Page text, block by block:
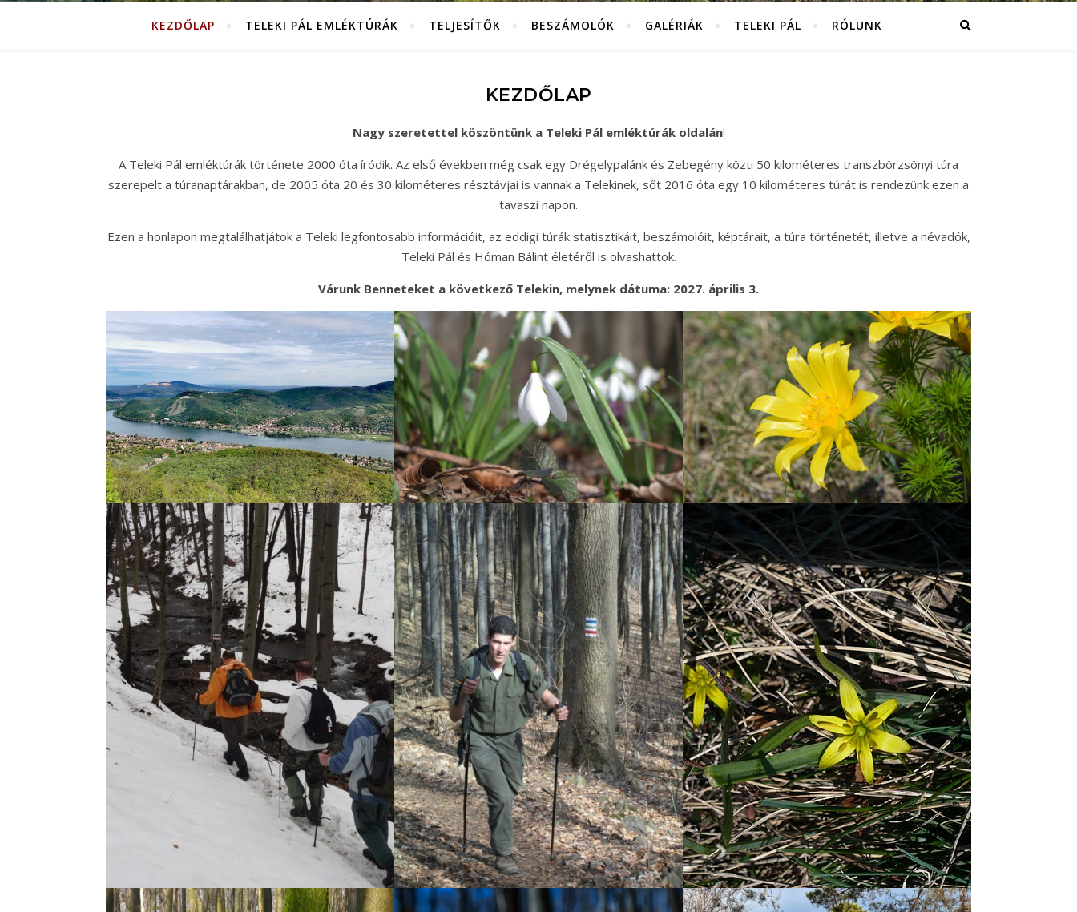
KEZDŐLAP TELEKI PÁL EMLÉKTÚRÁK TELJESÍTŐK BESZÁMOLÓK GALÉRIÁK TELEKI PÁL RÓLUNK
KEZDŐLAP
Nagy szeretettel köszöntünk a Teleki Pál emléktúrák oldalán!
A Teleki Pál emléktúrák története 2000 óta íródik. Az első években még csak egy Drégelypalánk és Zebegény közti 50 kilométeres transzbörzsönyi túra
szerepelt a túranaptárakban, de 2005 óta 20 és 30 kilométeres résztávjai is vannak a Telekinek, sőt 2016 óta egy 10 kilométeres túrát is rendezünk ezen a
tavaszi napon.
Ezen a honlapon megtalálhatjátok a Teleki legfontosabb információit, az eddigi túrák statisztikáit, beszámolóit, képtárait, a túra történetét, illetve a névadók,
Teleki Pál és Hóman Bálint életéről is olvashattok.
Várunk Benneteket a következő Telekin, melynek dátuma: 2027. április 3.